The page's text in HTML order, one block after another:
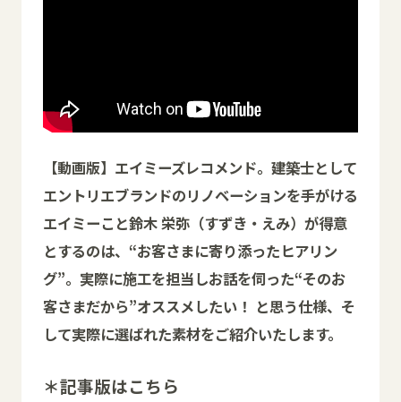
【動画版】エイミーズレコメンド。建築士として
エントリエブランドのリノベーションを手がける
エイミーこと鈴木 栄弥（すずき・えみ）が得意
とするのは、“お客さまに寄り添ったヒアリン
グ”。実際に施工を担当しお話を伺った“そのお
客さまだから”オススメしたい！ と思う仕様、そ
して実際に選ばれた素材をご紹介いたします。
＊記事版はこちら